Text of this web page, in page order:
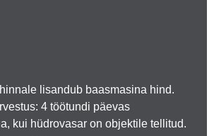
lisandub baasmasina hind.
4 töötundi päevas
kui hüdrovasar on objektile tellitud.